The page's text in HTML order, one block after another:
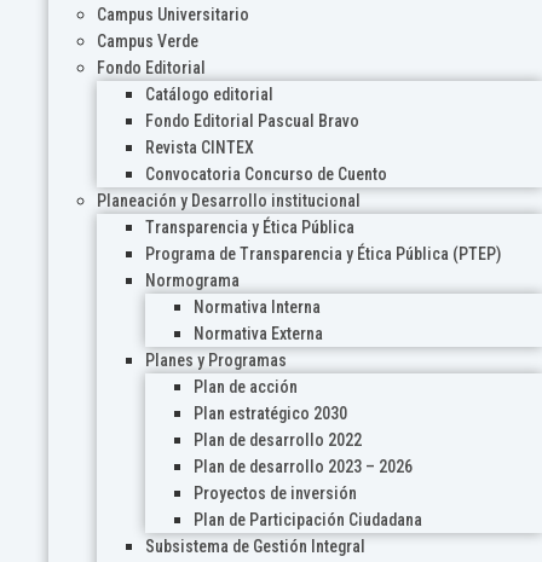
Campus Universitario
Campus Verde
Fondo Editorial
Catálogo editorial
Fondo Editorial Pascual Bravo
Revista CINTEX
Convocatoria Concurso de Cuento
Planeación y Desarrollo institucional
Transparencia y Ética Pública
Programa de Transparencia y Ética Pública (PTEP)
Normograma
Normativa Interna
Normativa Externa
Planes y Programas
Plan de acción
Plan estratégico 2030
Plan de desarrollo 2022
Plan de desarrollo 2023 – 2026
Proyectos de inversión
Plan de Participación Ciudadana
Subsistema de Gestión Integral